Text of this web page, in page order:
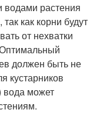
водами растения
как корни будут
от нехватки
должен быть не
кустарников
может